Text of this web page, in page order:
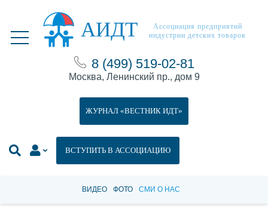
АИДТ
Ассоциация предприятий
индустрии детских товаров
8 (499) 519-02-81
Москва, Ленинский пр., дом 9
ВСТУПИТЬ В АССОЦИАЦИЮ
ЖУРНАЛ «ВЕСТНИК ИДТ»
ВИДЕО ФОТО СМИ О НАС